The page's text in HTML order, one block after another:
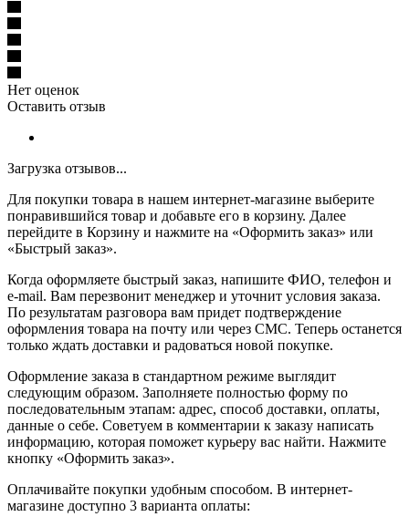
Нет оценок
Оставить отзыв
Загрузка отзывов...
Для покупки товара в нашем интернет-магазине выберите
понравившийся товар и добавьте его в корзину. Далее
перейдите в Корзину и нажмите на «Оформить заказ» или
«Быстрый заказ».
Когда оформляете быстрый заказ, напишите ФИО, телефон и
e-mail. Вам перезвонит менеджер и уточнит условия заказа.
По результатам разговора вам придет подтверждение
оформления товара на почту или через СМС. Теперь останется
только ждать доставки и радоваться новой покупке.
Оформление заказа в стандартном режиме выглядит
следующим образом. Заполняете полностью форму по
последовательным этапам: адрес, способ доставки, оплаты,
данные о себе. Советуем в комментарии к заказу написать
информацию, которая поможет курьеру вас найти. Нажмите
кнопку «Оформить заказ».
Оплачивайте покупки удобным способом. В интернет-
магазине доступно 3 варианта оплаты: